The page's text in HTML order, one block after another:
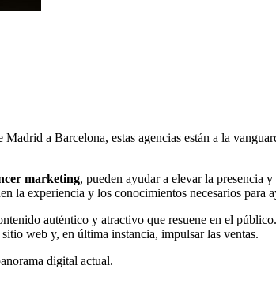
Madrid a Barcelona, estas agencias están a la
marketing, pueden ayudar a elevar la presencia
la experiencia y los conocimientos necesarios para
auténtico y atractivo que resuene en el
web y, en última instancia, impulsar las ventas.
digital actual.